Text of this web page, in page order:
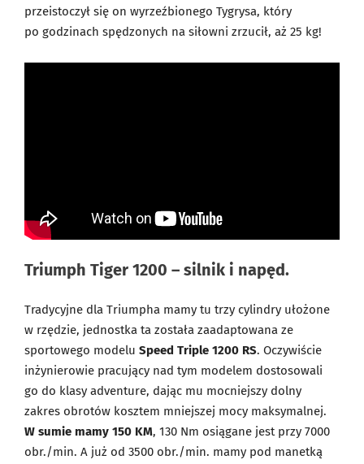
przeistoczył się on wyrzeźbionego Tygrysa, który
po godzinach spędzonych na siłowni zrzucił, aż 25 kg!
Triumph Tiger 1200 – silnik i napęd.
Tradycyjne dla Triumpha mamy tu trzy cylindry ułożone
w rzędzie, jednostka ta została zaadaptowana ze
sportowego modelu Speed Triple 1200 RS. Oczywiście
inżynierowie pracujący nad tym modelem dostosowali
go do klasy adventure, dając mu mocniejszy dolny
zakres obrotów kosztem mniejszej mocy maksymalnej.
W sumie mamy 150 KM, 130 Nm osiągane jest przy 7000
obr./min. A już od 3500 obr./min. mamy pod manetką